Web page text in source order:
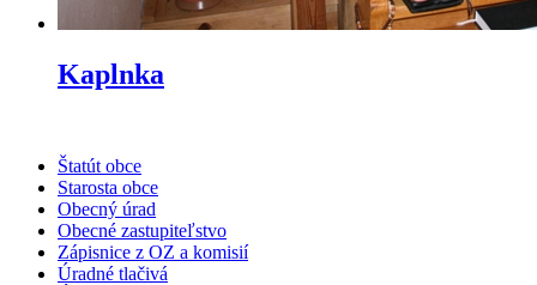
Kaplnka
Štatút obce
Starosta obce
Obecný úrad
Obecné zastupiteľstvo
Zápisnice z OZ a komisií
Úradné tlačivá